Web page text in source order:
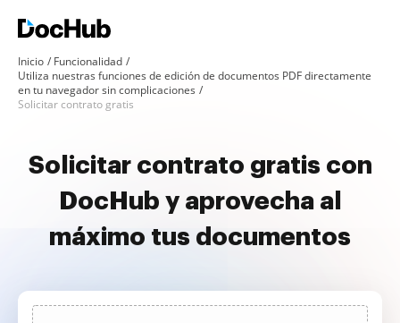
Inicio
Funcionalidad
Utiliza nuestras funciones de edición de documentos PDF directamente
en tu navegador sin complicaciones
Solicitar contrato gratis
Solicitar contrato gratis con
DocHub y aprovecha al
máximo tus documentos